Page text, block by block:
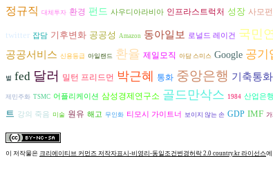
정규직 대체투자 환경 펀드 사우디아라비아 인프라스트럭처 성장 사모
twitter 잡담 기후변화 공공성 Amazon 동아일보 로널드 레이건 국민
공공서비스 신용등급 아일랜드 환율 제일모직 아담 스미스 Google 공기
별 fed 달러 밀턴 프리드먼 박근혜 통화 중앙은행 기축통화
제민주화 TSMC 어플리케이션 삼성경제연구소 골드만삭스 1984 산업은행
트 강의 죽음 미술 원유 해고 무인화 티모시 가이트너 보이지 않는 손 GDP IMF 가
이 저작물은 크리에이티브 커먼즈 저작자표시-비영리-동일조건변경허락 2.0 country.kr 라이선스